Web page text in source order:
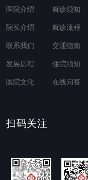
医院介绍
院长介绍
联系我们
发展历程
医院文化
就诊须知
就诊流程
交通指南
住院须知
在线问答
扫码关注